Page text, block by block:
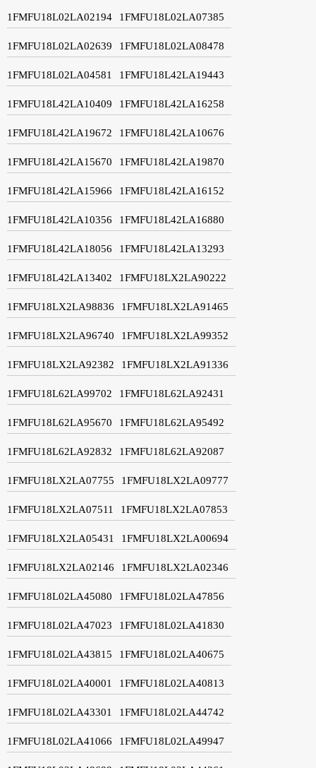
1FMFU18L02LA02194 1FMFU18L02LA07385
1FMFU18L02LA02639 1FMFU18L02LA08478
1FMFU18L02LA04581 1FMFU18L42LA19443
1FMFU18L42LA10409 1FMFU18L42LA16258
1FMFU18L42LA19672 1FMFU18L42LA10676
1FMFU18L42LA15670 1FMFU18L42LA19870
1FMFU18L42LA15966 1FMFU18L42LA16152
1FMFU18L42LA10356 1FMFU18L42LA16880
1FMFU18L42LA18056 1FMFU18L42LA13293
1FMFU18L42LA13402 1FMFU18LX2LA90222
1FMFU18LX2LA98836 1FMFU18LX2LA91465
1FMFU18LX2LA96740 1FMFU18LX2LA99352
1FMFU18LX2LA92382 1FMFU18LX2LA91336
1FMFU18L62LA99702 1FMFU18L62LA92431
1FMFU18L62LA95670 1FMFU18L62LA95492
1FMFU18L62LA92832 1FMFU18L62LA92087
1FMFU18LX2LA07755 1FMFU18LX2LA09777
1FMFU18LX2LA07511 1FMFU18LX2LA07853
1FMFU18LX2LA05431 1FMFU18LX2LA00694
1FMFU18LX2LA02146 1FMFU18LX2LA02346
1FMFU18L02LA45080 1FMFU18L02LA47856
1FMFU18L02LA47023 1FMFU18L02LA41830
1FMFU18L02LA43815 1FMFU18L02LA40675
1FMFU18L02LA40001 1FMFU18L02LA40813
1FMFU18L02LA43301 1FMFU18L02LA44742
1FMFU18L02LA41066 1FMFU18L02LA49947